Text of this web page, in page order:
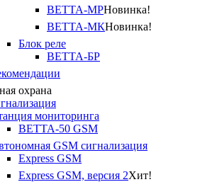
ВЕТТА-МРНовинка!
ВЕТТА-МКНовинка!
Блок реле
ВЕТТА-БР
охрана
мониторинга
ВЕТТА-50 GSM
GSM сигнализация
Express GSM
Express GSM, версия 2Хит!